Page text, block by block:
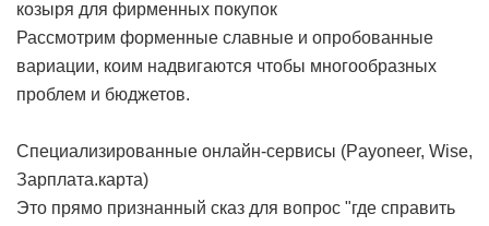
козыря для фирменных покупок
Рассмотрим форменные славные и опробованные
вариации, коим надвигаются чтобы многообразных
проблем и бюджетов.
Специализированные онлайн-сервисы (Payoneer, Wise,
Зарплата.карта)
Это прямо признанный сказ для вопрос "где справить